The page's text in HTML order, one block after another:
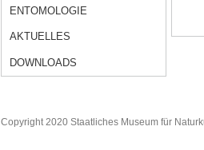
ENTOMOLOGIE
AKTUELLES
DOWNLOADS
Copyright 2020 Staatliches Museum für